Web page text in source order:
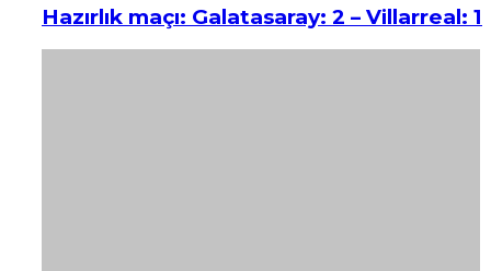
Hazırlık maçı: Galatasaray: 2 – Villarreal: 1